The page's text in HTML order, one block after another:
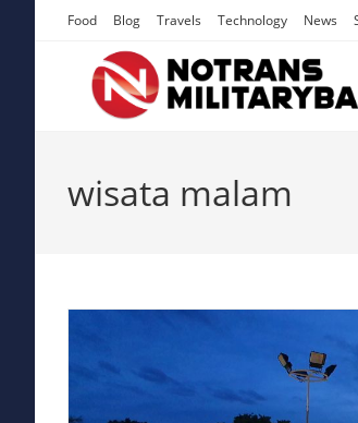
Food Blog Travels Technology News
wisata malam